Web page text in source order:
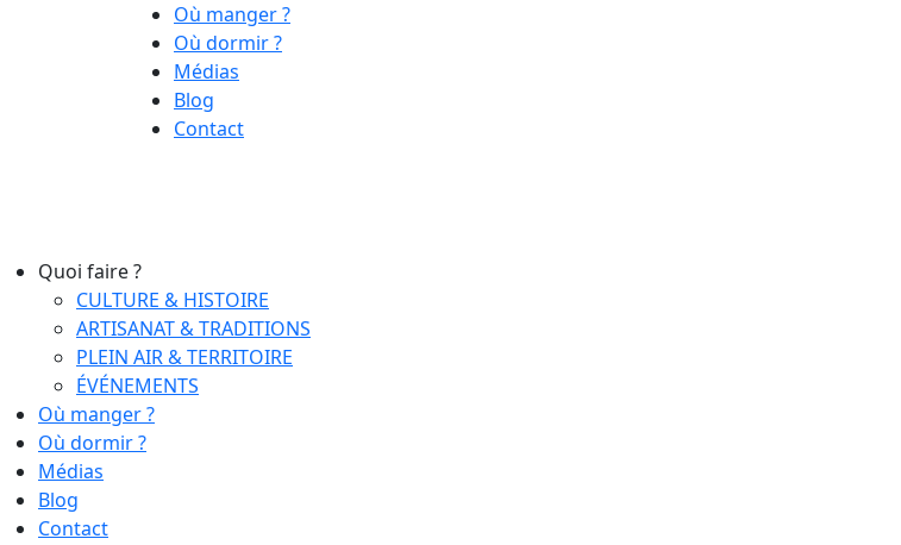
Où manger ?
Où dormir ?
Médias
Blog
Contact
Quoi faire ?
CULTURE & HISTOIRE
ARTISANAT & TRADITIONS
PLEIN AIR & TERRITOIRE
ÉVÉNEMENTS
Où manger ?
Où dormir ?
Médias
Blog
Contact